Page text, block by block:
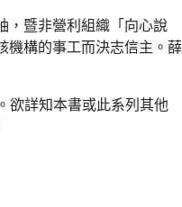
，暨非營利組織「向心說
機構的事工而決志信主。薛
欲詳知本書或此系列其他